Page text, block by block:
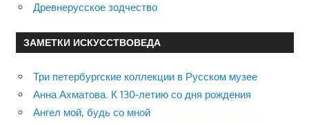
Древнерусское зодчество
ЗАМЕТКИ ИСКУССТВОВЕДА
Три петербургские коллекции в Русском музее
Анна Ахматова. К 130-летию со дня рождения
Ангел мой, будь со мной